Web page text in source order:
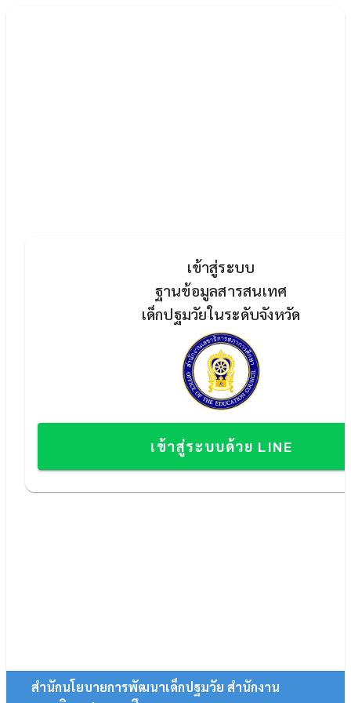
เข้าสู่ระบบ
ฐานข้อมูลสารสนเทศ
เด็กปฐมวัยในระดับจังหวัด
เข้าสู่ระบบด้วย LINE
สำนักนโยบายการพัฒนาเด็กปฐมวัย สำนักงาน